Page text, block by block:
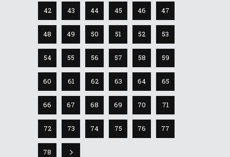
42 43 44 45 46 47
48 49 50 51 52 53
54 55 56 57 58 59
60 61 62 63 64 65
66 67 68 69 70 71
72 73 74 75 76 77
78